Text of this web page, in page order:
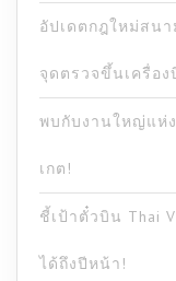
อัปเดตกฎใหม่สน
จุดตรวจขึ้นเครื่อง
พบกับงานใหญ่แห่
เกต!
ชี้เป้าตั๋วบิน Thai
ได้ถึงปีหน้า!